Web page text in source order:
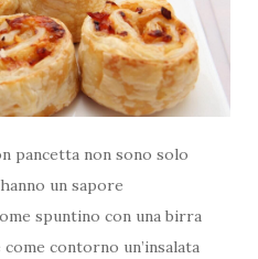
pancetta non sono solo
un sapore
spuntino con una birra
contorno un’insalata